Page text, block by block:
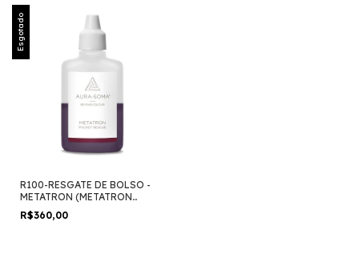
Esgotado
R100-RESGATE DE BOLSO -
METATRON (METATRON
RESCUE) 25ml
R$360,00